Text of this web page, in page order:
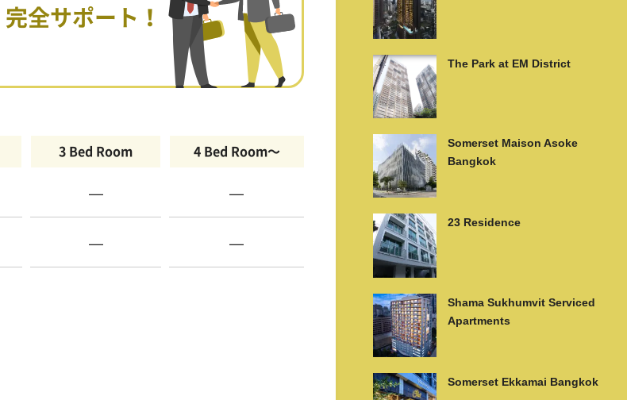
完全サポート！
3 Bed Room 4 Bed Room〜
— —
— —
The Park at EM District
Somerset Maison Asoke
Bangkok
23 Residence
Shama Sukhumvit Serviced
Apartments
Somerset Ekkamai Bangkok